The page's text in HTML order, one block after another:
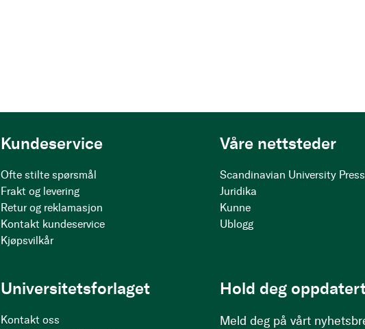
Kundeservice
Ofte stilte spørsmål
Frakt og levering
Retur og reklamasjon
Kontakt kundeservice
Kjøpsvilkår
Våre nettsteder
Scandinavian University Press
Juridika
Kunne
Ublogg
Universitetsforlaget
Kontakt oss
Hold deg
Meld deg på vårt